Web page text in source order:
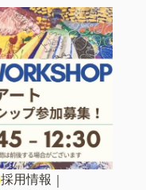
採用情報 ｜